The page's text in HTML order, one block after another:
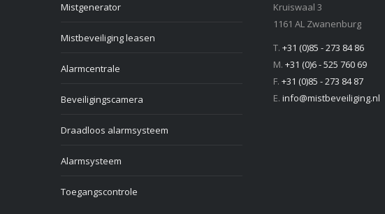
Mistgenerator
Mistbeveiliging leasen
Alarmcentrale
Beveiligingscamera
Draadloos alarmsysteem
Alarmsysteem
Toegangscontrole
Kruiswaal 3
1161 AL Zwanenburg
T. +31 (0)85 - 273 84 86
M. +31 (0)6 - 525 760 69
F. +31 (0)85 - 273 84 87
E. info@mistbeveiliging.nl